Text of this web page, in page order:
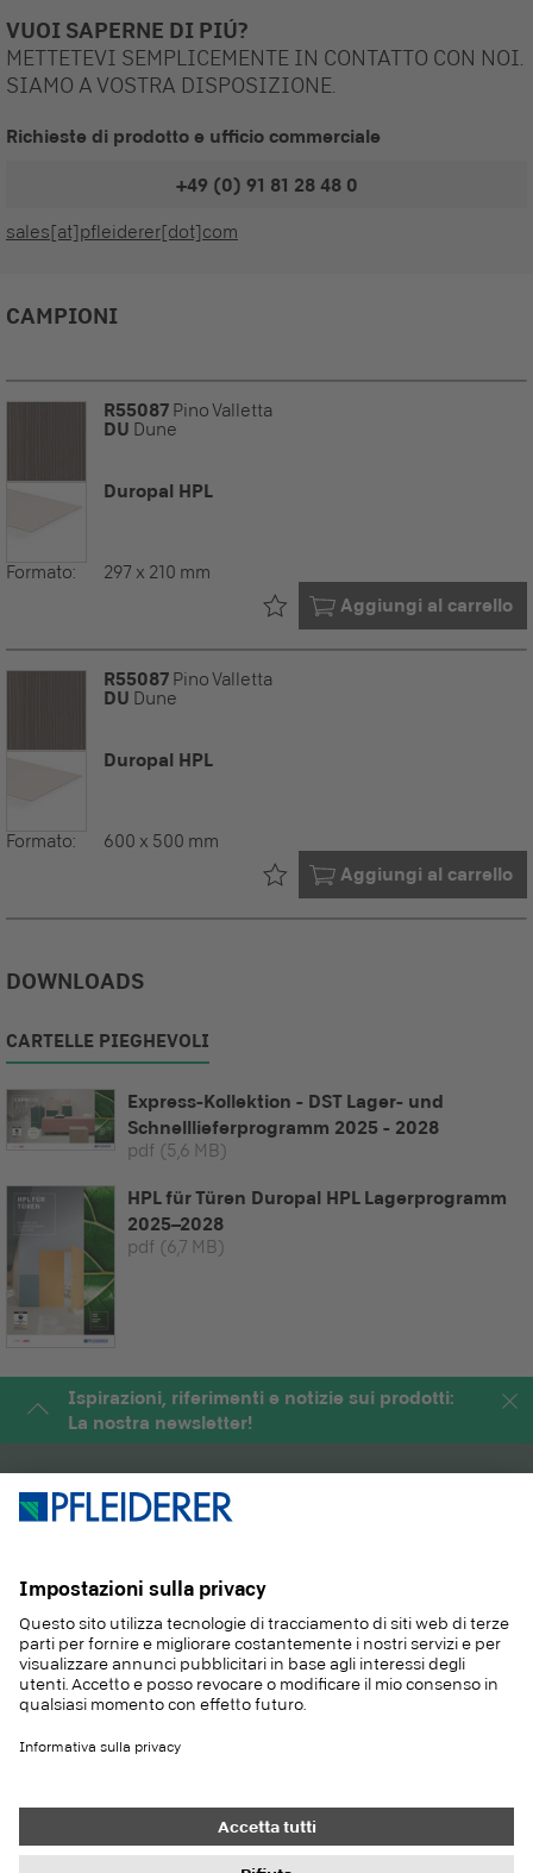
VUOI SAPERNE DI PIÚ?
METTETEVI SEMPLICEMENTE IN CONTATTO CON NOI.
SIAMO A VOSTRA DISPOSIZIONE.
Richieste di prodotto e ufficio commerciale
+49 (0) 91 81 28 48 0
sales[at]pfleiderer[dot]com
CAMPIONI
R55087 Pino Valletta
DU Dune
Duropal HPL
Formato: 297 x 210 mm
Aggiungi al carrello
Già nel tuo
R55087 Pino Valletta
DU Dune
Duropal HPL
Formato: 600 x 500 mm
Aggiungi al carrello
Già nel tuo
DOWNLOADS
CARTELLE PIEGHEVOLI
Express-Kollektion - DST Lager- und
Schnelllieferprogramm 2025 - 2028
pdf (5,6 MB)
HPL für Türen Duropal HPL Lagerprogramm
2025–2028
pdf (6,7 MB)
Ispirazioni, riferimenti e notizie sui prodotti:
La nostra newsletter!
PRODOTTI
APPLICAZIONI
SOSTENIBILITA
SERVIZIO
CONTATTO
Contatto Acquisti
Colofone
Impostazioni di protezione dei dati